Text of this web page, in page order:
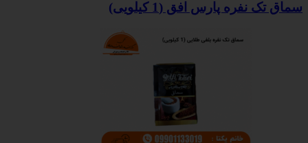
سماق تک نفره پارس افق (1 کیلویی)